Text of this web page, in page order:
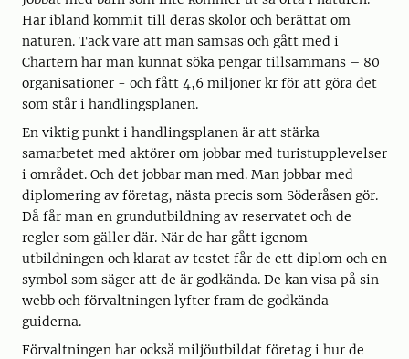
Har ibland kommit till deras skolor och berättat om
naturen. Tack vare att man samsas och gått med i
Chartern har man kunnat söka pengar tillsammans – 80
organisationer - och fått 4,6 miljoner kr för att göra det
som står i handlingsplanen.
En viktig punkt i handlingsplanen är att stärka
samarbetet med aktörer om jobbar med turistupplevelser
i området. Och det jobbar man med. Man jobbar med
diplomering av företag, nästa precis som Söderåsen gör.
Då får man en grundutbildning av reservatet och de
regler som gäller där. När de har gått igenom
utbildningen och klarat av testet får de ett diplom och en
symbol som säger att de är godkända. De kan visa på sin
webb och förvaltningen lyfter fram de godkända
guiderna.
Förvaltningen har också miljöutbildat företag i hur de